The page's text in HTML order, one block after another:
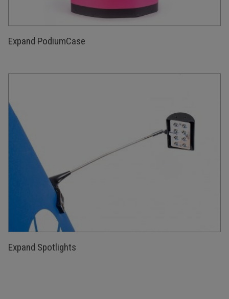
Expand PodiumCase
Expand Spotlights